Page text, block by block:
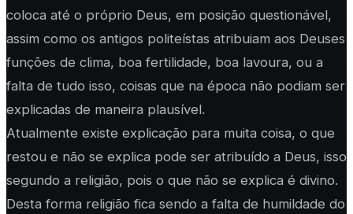
coloca até o próprio Deus, em posição questionável,
assim como os antigos politeístas atribuiam aos Deuses
funções de clima, boa fertilidade, boa lavoura, ou a
falta de tudo isso, coisas que na época não podiam ser
explicadas de maneira plausível.
Atualmente existe explicação para muita coisa, o que
restou e não se explica pode ser atribuído a Deus, isso
segundo a religião, pois o que não se explica é divino.
Desta forma religião fica sendo a falta de humildade do